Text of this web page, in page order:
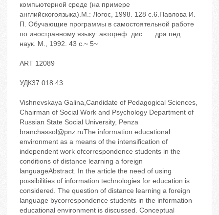
компьютерной среде (на примере
английскогоязыка).‬М.: Логос, 1998. ‬128 с.6.Павлова И.
П. Обучающие программы в самостоятельной работе
по иностранному языку: автореф. дис. … дра пед.
наук. ‬М., 1992. ‬43 с.~ 5~
ART 12089
УДК37.018.43
Vishnevskaya Galina,Candidate of Pedagogical Sciences,
Chairman of Social Work and Psychology Department of
Russian State Social University, Penza
branchassol@pnz.ruThe information educational
environment as a means of the intensification of
independent work ofcorrespondence students in the
conditions of distance learning a foreign
languageAbstract. In the article the need of using
possibilities of information technologies for education is
considered. The question of distance learning a foreign
language bycorrespondence students in the information
educational environment is discussed. Conceptual